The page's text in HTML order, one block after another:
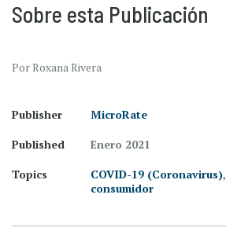
Sobre esta Publicación
Por Roxana Rivera
Publisher
MicroRate
Published
Enero 2021
Topics
COVID-19 (Coronavirus),
consumidor